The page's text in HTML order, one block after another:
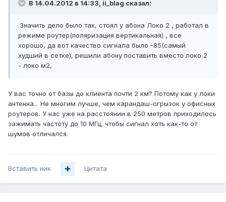
В 14.04.2012 в 14:33, ii_blag сказал:
.Значить дело было так, стоял у абона Локо 2 , работал в
режиме роутер(поляризация вертикальная) , все
хорошо, да вот качество сигнала было -85(самый
худший в сетке), решили абону поставить вместо локо 2
- локо м2,
У вас точно от базы до клиента почти 2 км? Потому как у локи
антенна... Не многим лучше, чем карандаш-огрызок у офисных
роутеров. У нас уже на расстоянии в 250 метров приходилось
зажимать частоту до 10 МГц, чтобы сигнал хоть как-то от
шумов отличался.
Вставить ник Цитата